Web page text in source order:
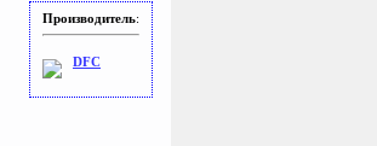
Производитель:
DFC